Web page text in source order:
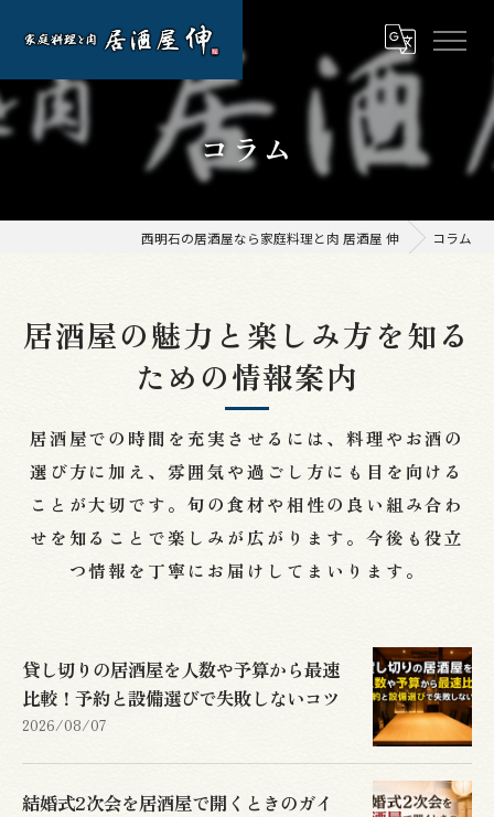
コラム
西明石の居酒屋なら家庭料理と肉 居酒屋 伸 コラム
居酒屋の魅力と楽しみ方を知る
ための情報案内
居酒屋での時間を充実させるには、料理やお酒の
選び方に加え、雰囲気や過ごし方にも目を向ける
ことが大切です。旬の食材や相性の良い組み合わ
せを知ることで楽しみが広がります。今後も役立
つ情報を丁寧にお届けしてまいります。
貸し切りの居酒屋を人数や予算から最速
比較！予約と設備選びで失敗しないコツ
2026/08/07
結婚式2次会を居酒屋で開くときのガイ